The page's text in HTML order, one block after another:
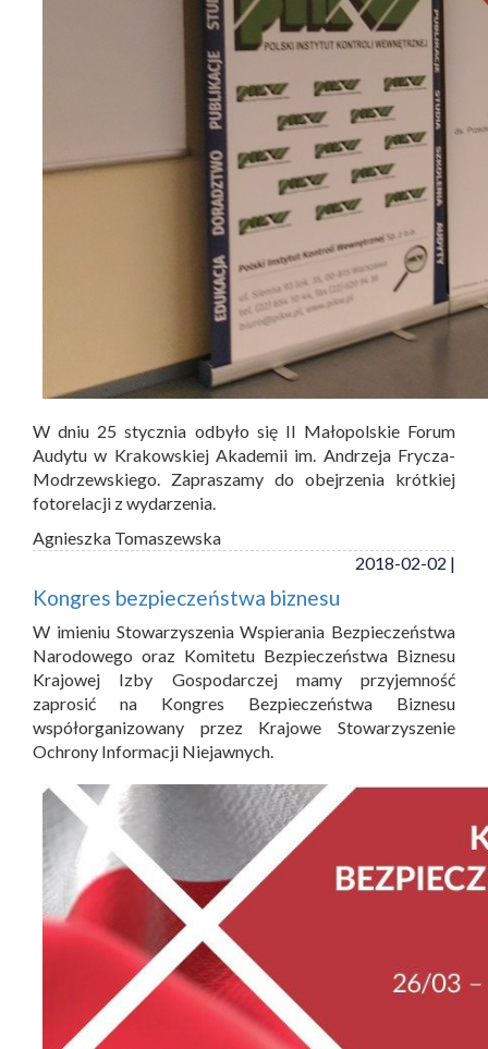
W dniu 25 stycznia odbyło się II Małopolskie Forum
Audytu w Krakowskiej Akademii im. Andrzeja Frycza-
Modrzewskiego. Zapraszamy do obejrzenia krótkiej
fotorelacji z wydarzenia.
Agnieszka Tomaszewska
2018-02-02 |
Kongres bezpieczeństwa biznesu
W imieniu Stowarzyszenia Wspierania Bezpieczeństwa
Narodowego oraz Komitetu Bezpieczeństwa Biznesu
Krajowej Izby Gospodarczej mamy przyjemność
zaprosić na Kongres Bezpieczeństwa Biznesu
współorganizowany przez Krajowe Stowarzyszenie
Ochrony Informacji Niejawnych.